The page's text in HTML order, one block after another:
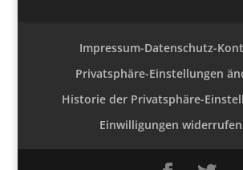
Impressum-Datenschutz-
Privatsphäre-Einstellungen
Historie der Privatsphäre-
Einwilligungen widerrufen